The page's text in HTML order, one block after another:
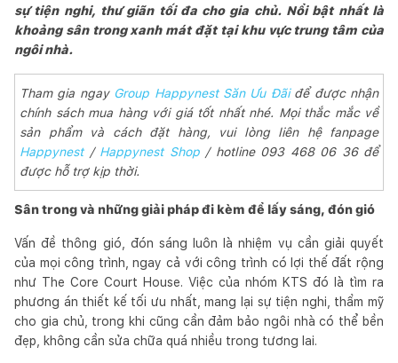
sự tiện nghi, thư giãn tối đa cho gia chủ. Nổi bật nhất là
khoảng sân trong xanh mát đặt tại khu vực trung tâm của
ngôi nhà.
Tham gia ngay Group Happynest Săn Ưu Đãi để được nhận
chính sách mua hàng với giá tốt nhất nhé. Mọi thắc mắc về
sản phẩm và cách đặt hàng, vui lòng liên hệ fanpage
Happynest/ Happynest Shop/ hotline 093 468 06 36 để
được hỗ trợ kịp thời.
Sân trong và những giải pháp đi kèm để lấy sáng, đón gió
Vấn đề thông gió, đón sáng luôn là nhiệm vụ cần giải quyết
của mọi công trình, ngay cả với công trình có lợi thế đất rộng
như The Core Court House. Việc của nhóm KTS đó là tìm ra
phương án thiết kế tối ưu nhất, mang lại sự tiện nghi, thẩm mỹ
cho gia chủ, trong khi cũng cần đảm bảo ngôi nhà có thể bền
đẹp, không cần sửa chữa quá nhiều trong tương lai.